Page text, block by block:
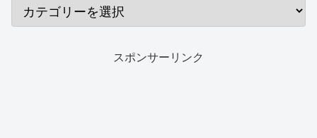
スポンサーリンク